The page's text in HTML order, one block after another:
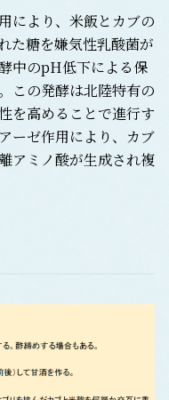
により、米飯とカブの
た糖を嫌気性乳酸菌が
中のpH低下による保
この発酵は北陸特有の
を高めることで進行す
ーゼ作用により、カブ
アミノ酸が生成され複